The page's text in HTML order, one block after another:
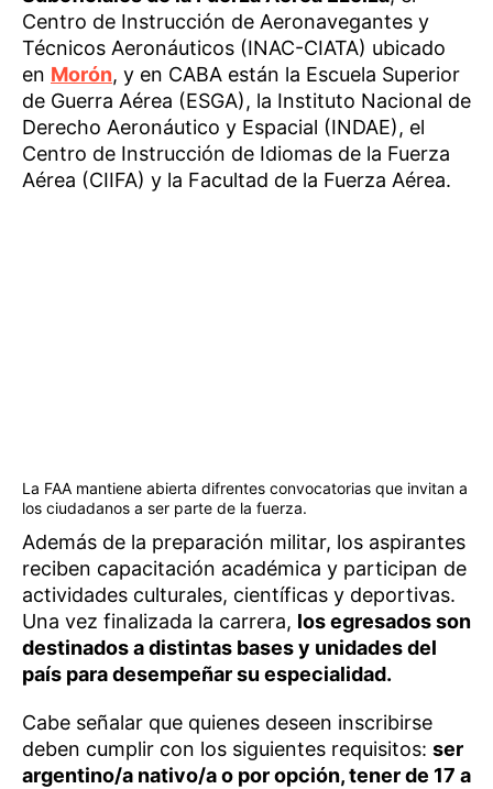
Centro de Instrucción de Aeronavegantes y
Técnicos Aeronáuticos (INAC-CIATA) ubicado
en Morón, y en CABA están la Escuela Superior
de Guerra Aérea (ESGA), la Instituto Nacional de
Derecho Aeronáutico y Espacial (INDAE), el
Centro de Instrucción de Idiomas de la Fuerza
Aérea (CIIFA) y la Facultad de la Fuerza Aérea.
La FAA mantiene abierta difrentes convocatorias que invitan a
los ciudadanos a ser parte de la fuerza.
Además de la preparación militar, los aspirantes
reciben capacitación académica y participan de
actividades culturales, científicas y deportivas.
Una vez finalizada la carrera, los egresados son
destinados a distintas bases y unidades del
país para desempeñar su especialidad.
Cabe señalar que quienes deseen inscribirse
deben cumplir con los siguientes requisitos: ser
argentino/a nativo/a o por opción, tener de 17 a